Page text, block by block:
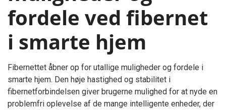
fordele ved fibernet
i smarte hjem
Fibernettet åbner op for utallige muligheder og fordele i
smarte hjem. Den høje hastighed og stabilitet i
fibernetforbindelsen giver brugerne mulighed for at nyde en
problemfri oplevelse af de mange intelligente enheder, der